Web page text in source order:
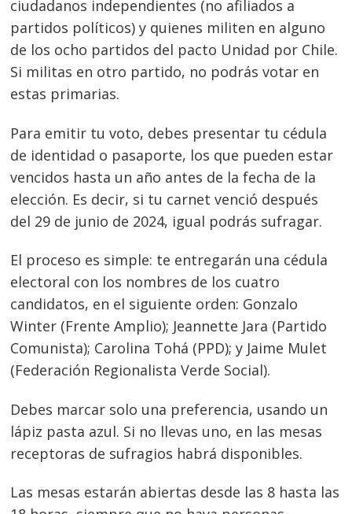
ciudadanos independientes (no afiliados a
partidos políticos) y quienes militen en alguno
de los ocho partidos del pacto Unidad por Chile.
Si militas en otro partido, no podrás votar en
estas primarias.
Para emitir tu voto, debes presentar tu cédula
de identidad o pasaporte, los que pueden estar
vencidos hasta un año antes de la fecha de la
elección. Es decir, si tu carnet venció después
del 29 de junio de 2024, igual podrás sufragar.
El proceso es simple: te entregarán una cédula
electoral con los nombres de los cuatro
candidatos, en el siguiente orden: Gonzalo
Winter (Frente Amplio); Jeannette Jara (Partido
Comunista); Carolina Tohá (PPD); y Jaime Mulet
(Federación Regionalista Verde Social).
Debes marcar solo una preferencia, usando un
lápiz pasta azul. Si no llevas uno, en las mesas
receptoras de sufragios habrá disponibles.
Las mesas estarán abiertas desde las 8 hasta las